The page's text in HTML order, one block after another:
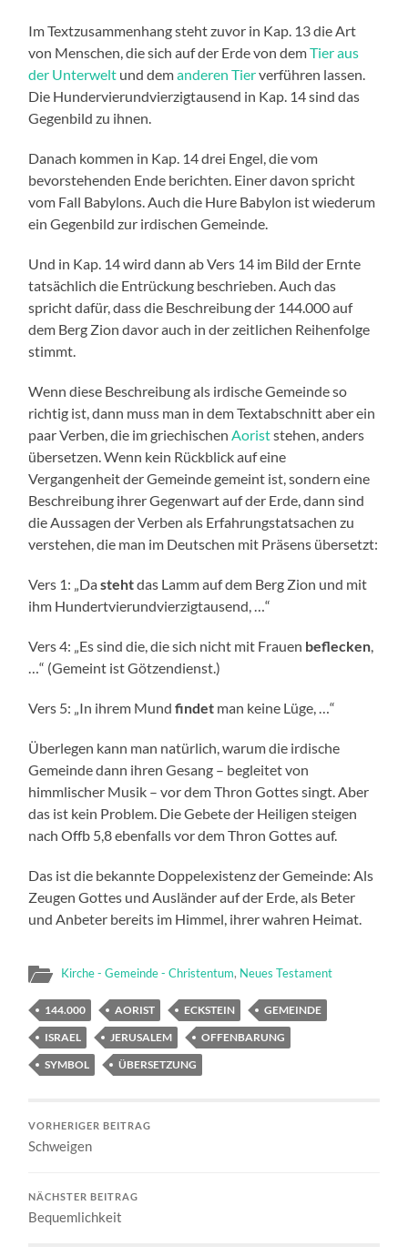
Im Textzusammenhang steht zuvor in Kap. 13 die Art
von Menschen, die sich auf der Erde von demTier aus
der Unterwelt und demanderen Tierverführen lassen.
Die Hundervierundvierzigtausend in Kap. 14 sind das
Gegenbild zu ihnen.
Danach kommen in Kap. 14 drei Engel, die vom
bevorstehenden Ende berichten. Einer davon spricht
vom Fall Babylons. Auch die Hure Babylon ist wiederum
ein Gegenbild zur irdischen Gemeinde.
Und in Kap. 14 wird dann ab Vers 14 im Bild der Ernte
tatsächlich die Entrückung beschrieben. Auch das
spricht dafür, dass die Beschreibung der 144.000 auf
dem Berg Zion davor auch in der zeitlichen Reihenfolge
stimmt.
Wenn diese Beschreibung als irdische Gemeinde so
richtig ist, dann muss man in dem Textabschnitt aber ein
paar Verben, die im griechischen Aoriststehen, anders
übersetzen. Wenn kein Rückblick auf eine
Vergangenheit der Gemeinde gemeint ist, sondern eine
Beschreibung ihrer Gegenwart auf der Erde, dann sind
die Aussagen der Verben als Erfahrungstatsachen zu
verstehen, die man im Deutschen mit Präsens übersetzt:
Vers 1: „Dastehtdas Lamm auf dem Berg Zion und mit
ihm Hundertvierundvierzigtausend, …“
Vers 4: „Es sind die, die sich nicht mit Frauen beflecken
…“ (Gemeint ist Götzendienst.)
Vers 5: „In ihrem Mundfindet man keine Lüge, …“
Überlegen kann man natürlich, warum die irdische
Gemeinde dann ihren Gesang – begleitet von
himmlischer Musik – vor dem Thron Gottes singt. Aber
das ist kein Problem. Die Gebete der Heiligen steigen
nach Offb 5,8 ebenfalls vor dem Thron Gottes auf.
Das ist die bekannte Doppelexistenz der Gemeinde: Als
Zeugen Gottes und Ausländer auf der Erde, als Beter
und Anbeter bereits im Himmel, ihrer wahren Heimat.
Kirche - Gemeinde - Christentum, Neues Testament
144.000 AORIST ECKSTEIN
GEMEINDE
ISRAEL
JERUSALEM
OFFENBARUNG
SYMBOL
ÜBERSETZUNG
VORHERIGER BEITRAG
Schweigen
NÄCHSTER BEITRAG
Bequemlichkeit